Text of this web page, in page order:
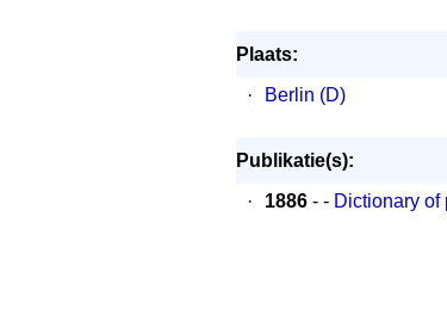
Plaats:
·
Berlin (D)
Publikatie(s):
·
1886 - - Dictionary of